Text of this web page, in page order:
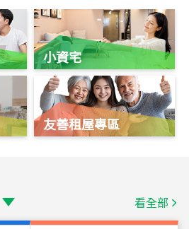
小資宅
友善租屋專區
看全部